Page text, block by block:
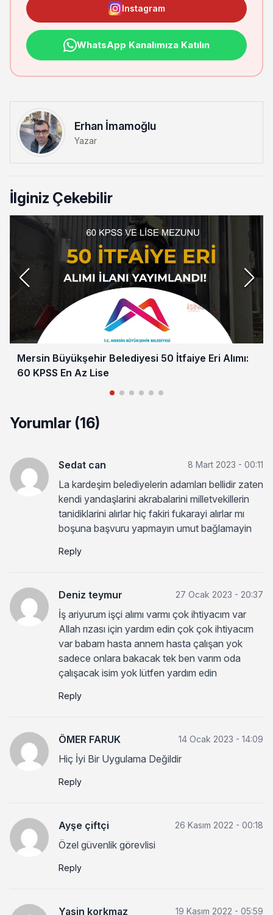
Instagram
WhatsApp Kanalımıza Katılın
Erhan İmamoğlu
Yazar
İlginiz Çekebilir
Mersin Büyükşehir Belediyesi 50 İtfaiye Eri Alımı:
60 KPSS En Az Lise
Yorumlar (16)
Sedat can 8 Mart 2023 - 00:11
La kardeşim belediyelerin adamları bellidir zaten
kendi yandaşlarini akrabalarini milletvekillerin
tanidiklarini alırlar hiç fakiri fukarayi alırlar mı
boşuna başvuru yapmayın umut bağlamayin
Reply
Deniz teymur 27 Ocak 2023 - 20:37
İş ariyurum işçi alımı varmı çok ihtiyacım var
Allah rızası için yardım edin çok çok ihtiyacım
var babam hasta annem hasta çalışan yok
sadece onlara bakacak tek ben varım oda
çalışacak isim yok lütfen yardım edin
Reply
ÖMER FARUK 14 Ocak 2023 - 14:09
Hiç İyi Bir Uygulama Değildir
Reply
Ayşe çiftçi 26 Kasım 2022 - 00:18
Özel güvenlik görevlisi
Reply
Yasin korkmaz 19 Kasım 2022 - 05:59